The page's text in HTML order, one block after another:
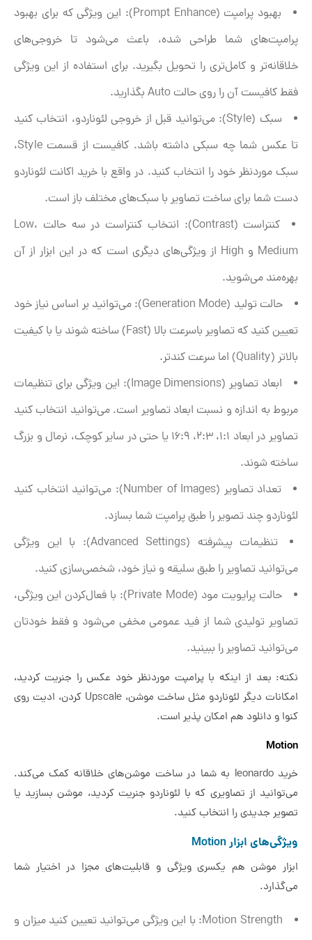
بهبود پرامپت (Prompt Enhance): این ویژگی که برای بهبود
پرامپت‌های شما طراحی شده، باعث می‌شود تا خروجی‌های
خلاقانه‌تر و کامل‌تری را تحویل بگیرید. برای استفاده از این ویژگی
فقط کافیست آن را روی حالت Auto بگذارید.
سبک (Style): می‌توانید قبل از خروجی لئوناردو، انتخاب کنید
تا عکس شما چه سبکی داشته باشد. کافیست از قسمت Style،
سبک موردنظر خود را انتخاب کنید. در واقع با خرید اکانت لئوناردو
دست شما برای ساخت تصاویر با سبک‌های مختلف باز است.
کنتراست (Contrast): انتخاب کنتراست در سه حالت Low،
Medium و High از ویژگی‌های دیگری است که در این ابزار از آن
بهره‌مند می‌شوید.
حالت تولید (Generation Mode): می‌توانید بر اساس نیاز خود
تعیین کنید که تصاویر باسرعت بالا (Fast) ساخته شوند یا با کیفیت
بالاتر (Quality) اما سرعت کندتر.
ابعاد تصاویر (Image Dimensions): این ویژگی برای تنظیمات
مربوط به اندازه و نسبت ابعاد تصاویر است. می‌توانید انتخاب کنید
تصاویر در ابعاد 1:1، 2:3، 16:9 یا حتی در سایر کوچک، نرمال و بزرگ
ساخته شوند.
تعداد تصاویر (Number of Images): می‌توانید انتخاب کنید
لئوناردو چند تصویر را طبق پرامپت شما بسازد.
تنظیمات پیشرفته (Advanced Settings): با این ویژگی
می‌توانید تصاویر را طبق سلیقه و نیاز خود، شخصی‌سازی کنید.
حالت پرایویت مود (Private Mode): با فعال‌کردن این ویژگی،
تصاویر تولیدی شما از فید عمومی مخفی می‌شود و فقط خودتان
می‌توانید تصاویر را ببینید.
نکته: بعد از اینکه با پرامپت موردنظر خود عکس را جنریت کردید،
امکانات دیگر لئوناردو مثل ساخت موشن، Upscale کردن، ادیت روی
کنوا و دانلود هم امکان پذیر است.
Motion
خرید leonardo به شما در ساخت موشن‌های خلاقانه کمک می‌کند.
می‌توانید از تصاویری که با لئوناردو جنریت کردید، موشن بسازید یا
تصویر جدیدی را انتخاب کنید.
ویژگی‌های ابزار Motion
ابزار موشن هم یکسری ویژگی و قابلیت‌های مجزا در اختیار شما
می‌گذارد.
Motion Strength: با این ویژگی می‌توانید تعیین کنید میزان و